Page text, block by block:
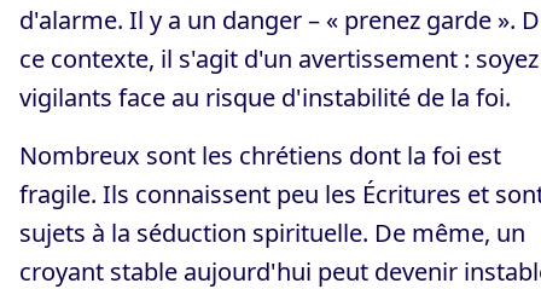
d'alarme. Il y a un danger – « prenez garde ».
ce contexte, il s'agit d'un avertissement : soyez
vigilants face au risque d'instabilité de la foi.
Nombreux sont les chrétiens dont la foi est
fragile. Ils connaissent peu les Écritures et
sujets à la séduction spirituelle. De même, un
croyant stable aujourd'hui peut devenir